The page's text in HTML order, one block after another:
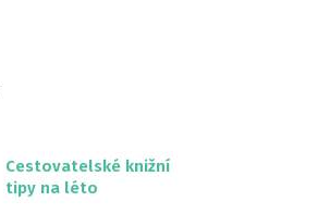
Cestovatelské knižní
tipy na léto